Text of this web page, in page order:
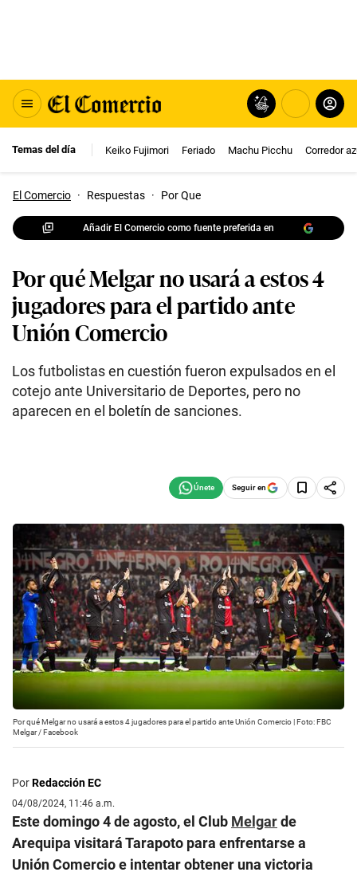
Temas del día Keiko Fujimori Feriado Machu Picchu Corredor
El Comercio · Respuestas · Por Que
Añadir El Comercio como fuente preferida en
Por qué Melgar no usará a estos 4
jugadores para el partido ante
Unión Comercio
Los futbolistas en cuestión fueron expulsados en el
cotejo ante Universitario de Deportes, pero no
aparecen en el boletín de sanciones.
Seguir en
Por qué Melgar no usará a estos 4 jugadores para el partido ante Unión Comercio | Foto: FBC
Melgar / Facebook
PorRedacción EC
04/08/2024, 11:46 a.m.
Este domingo 4 de agosto, el Club Melgarde
Arequipa visitará Tarapoto para enfrentarse a
Unión Comercio e intentar obtener una victoria